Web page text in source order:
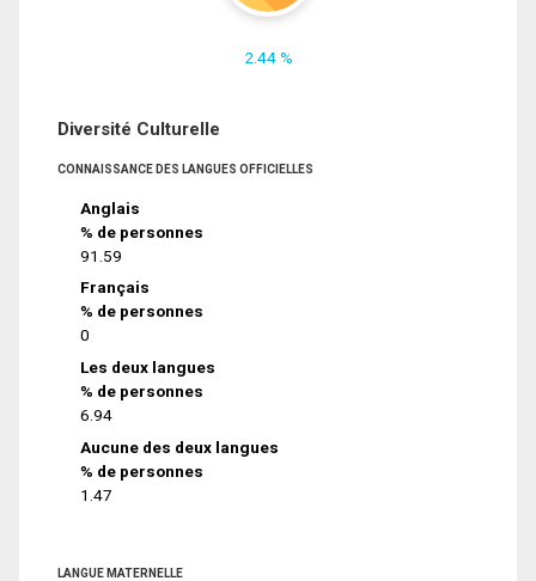
2.44 %
Diversité Culturelle
CONNAISSANCE DES LANGUES OFFICIELLES
Anglais
% de personnes
91.59
Français
% de personnes
0
Les deux langues
% de personnes
6.94
Aucune des deux langues
% de personnes
1.47
LANGUE MATERNELLE